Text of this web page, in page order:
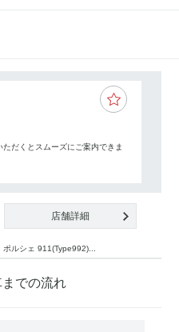
ただくとスムーズにご案内できま
店舗詳細
ポルシェ 911(Type992)...
での流れ